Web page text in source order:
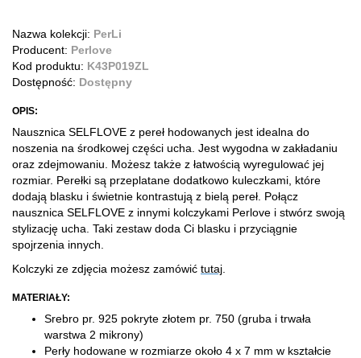
Nazwa kolekcji: PerLi
Producent: Perlove
Kod produktu: K43P019ZL
Dostępność: Dostępny
OPIS:
Nausznica SELFLOVE z pereł hodowanych jest idealna do
noszenia na środkowej części ucha. Jest wygodna w zakładaniu
oraz zdejmowaniu. Możesz także z łatwością wyregulować jej
rozmiar. Perełki są przeplatane dodatkowo kuleczkami, które
dodają blasku i świetnie kontrastują z bielą pereł. Połącz
nausznica SELFLOVE z innymi kolczykami Perlove i stwórz swoją
stylizację ucha. Taki zestaw doda Ci blasku i przyciągnie
spojrzenia innych.
Kolczyki ze zdjęcia możesz zamówić tutaj
MATERIAŁY:
Srebro pr. 925 pokryte złotem pr. 750 (gruba i trwała
warstwa 2 mikrony)
Perły hodowane w rozmiarze około 4 x 7 mm w kształcie